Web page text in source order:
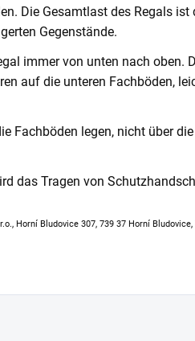
Die Gesamtlast des Regals ist
Gegenstände.
immer von unten nach oben.
auf die unteren Fachböden,
Fachböden legen, nicht über
das Tragen von
Horní Bludovice 307, 739 37 Horní